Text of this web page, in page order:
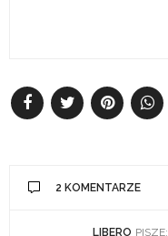
2 KOMENTARZE
LIBERO PISZE: